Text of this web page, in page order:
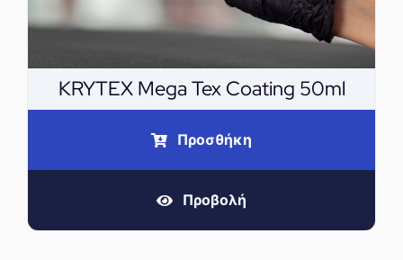
KRYTEX Mega Tex Coating 50ml
Προσθήκη
Προβολή